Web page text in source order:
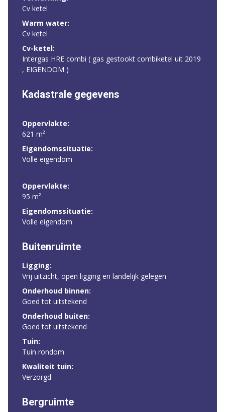
Cv ketel
Warm water:
Cv ketel
Cv-ketel:
Intergas HRE combi ( gas gestookt combiketel uit 2019
, EIGENDOM )
Kadastrale gegevens
Oppervlakte:
621 m²
Eigendomssituatie:
Volle eigendom
Oppervlakte:
95 m²
Eigendomssituatie:
Volle eigendom
Buitenruimte
Ligging:
Vrij uitzicht, open ligging en landelijk gelegen
Onderhoud binnen:
Goed tot uitstekend
Onderhoud buiten:
Goed tot uitstekend
Tuin:
Tuin rondom
Kwaliteit tuin:
Verzorgd
Bergruimte